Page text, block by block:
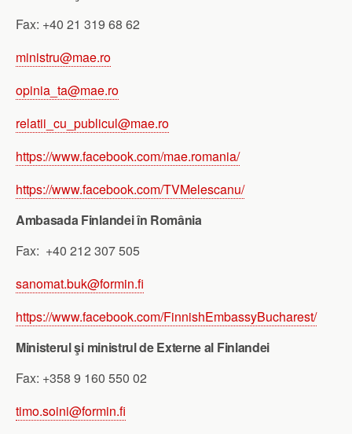
Fax: +40 21 319 68 62
ministru@mae.ro
opinia_ta@mae.ro
relatii_cu_publicul@mae.ro
https://www.facebook.com/mae.romania/
https://www.facebook.com/TVMelescanu/
Ambasada Finlandei în România
Fax: +40 212 307 505
sanomat.buk@formin.fi
https://www.facebook.com/FinnishEmbassyBucharest/
Ministerul şi ministrul de Externe al Finlandei
Fax: +358 9 160 550 02
timo.soini@formin.fi